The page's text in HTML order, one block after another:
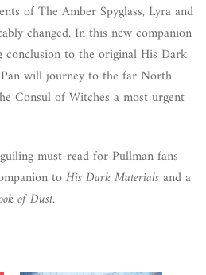
of The Amber Spyglass, Lyra and
changed. In this new companion
conclusion to the original His Dark
will journey to the far North
Consul of Witches a most urgent
must-read for Pullman fans
toHis Dark Materialsand a
of Dust.